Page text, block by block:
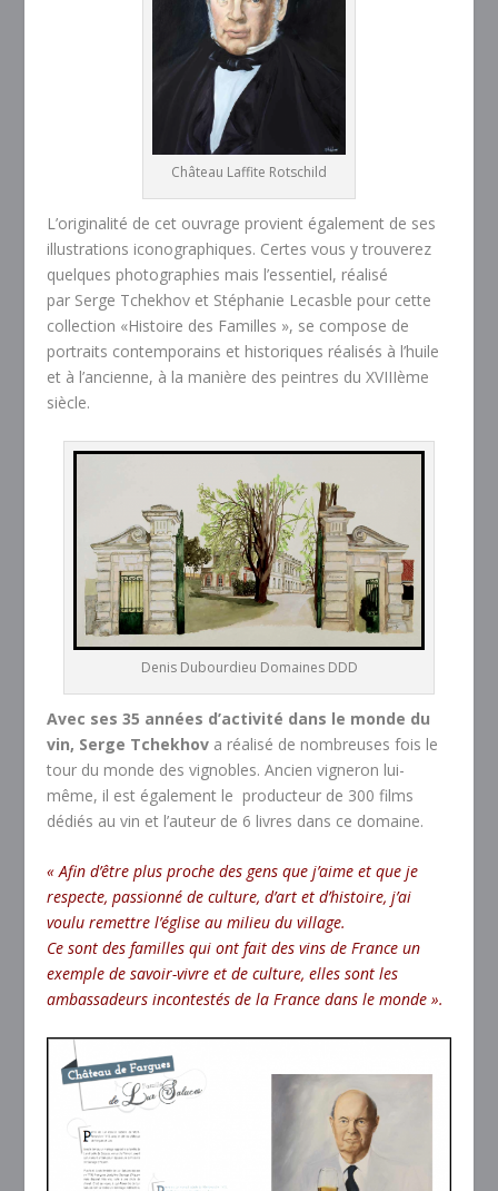
Château Laffite Rotschild
L’originalité de cet ouvrage provient également de ses
illustrations iconographiques. Certes vous y trouverez
quelques photographies mais l’essentiel, réalisé
par Serge Tchekhov et Stéphanie Lecasble pour cette
collection «Histoire des Familles », se compose de
portraits contemporains et historiques réalisés à l’huile
et à l’ancienne, à la manière des peintres du XVIIIème
siècle.
Denis Dubourdieu Domaines DDD
Avec ses 35 années d’activité dans le monde du
vin, Serge Tchekhov a réalisé de nombreuses fois le
tour du monde des vignobles. Ancien vigneron lui-
même, il est également le producteur de 300 films
dédiés au vin et l’auteur de 6 livres dans ce domaine.
« Afin d’être plus proche des gens que j’aime et que je
respecte, passionné de culture, d’art et d’histoire, j’ai
voulu remettre l’église au milieu du village.
Ce sont des familles qui ont fait des vins de France un
exemple de savoir-vivre et de culture, elles sont les
ambassadeurs incontestés de la France dans le monde ».